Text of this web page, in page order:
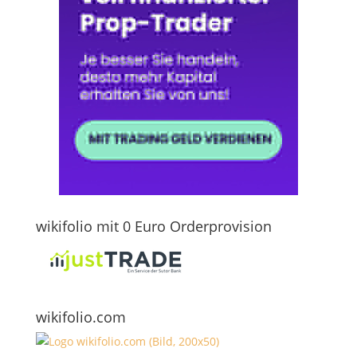
wikifolio mit 0 Euro Orderprovision
wikifolio.com